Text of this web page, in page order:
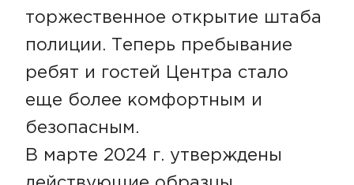
торжественное открытие штаба
полиции. Теперь пребывание
ребят и гостей Центра стало
еще более комфортным и
безопасным.
В марте 2024 г. утверждены